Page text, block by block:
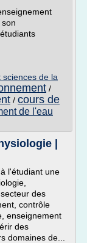
sciences de la
/
/ cours de
de l'eau
|
l'étudiant une
des
contrôle
enseignement
des
domaines de...